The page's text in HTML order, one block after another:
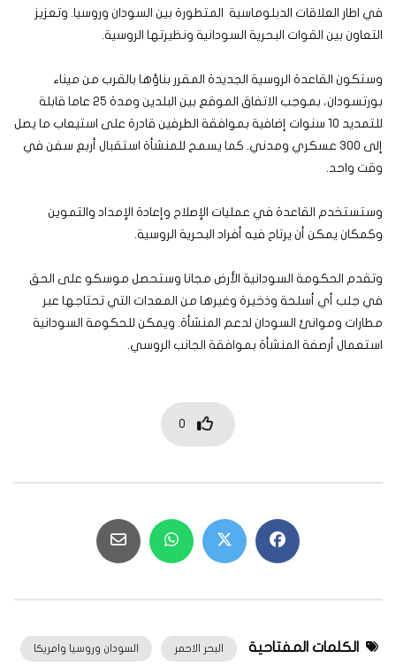
في اطار العلاقات الدبلوماسية المتطورة بين السودان وروسيا. وتعزيز
التعاون بين القوات البحرية السودانية ونظيرتها الروسية.
وستكون القاعدة الروسية الجديدة المقرر بناؤها بالقرب من ميناء
بورتسودان، بموجب الاتفاق الموقع بين البلدين ومدة 25 عاما قابلة
للتمديد 10 سنوات إضافية بموافقة الطرفين قادرة على استيعاب ما يصل
إلى 300 عسكري ومدني. كما يسمح للمنشأة استقبال أربع سفن في
وقت واحد.
وستستخدم القاعدة في عمليات الإصلاح وإعادة الإمداد والتموين
وكمكان يمكن أن يرتاح فيه أفراد البحرية الروسية.
وتقدم الحكومة السودانية الأرض مجانا وستحصل موسكو على الحق
في جلب أي أسلحة وذخيرة وغيرها من المعدات التي تحتاجها عبر
مطارات وموانئ السودان لدعم المنشأة. ويمكن للحكومة السودانية
استعمال أرصفة المنشأة بموافقة الجانب الروسي.
0
الكلمات المفتاحية البحر الاحمر السودان وروسيا وامريكا